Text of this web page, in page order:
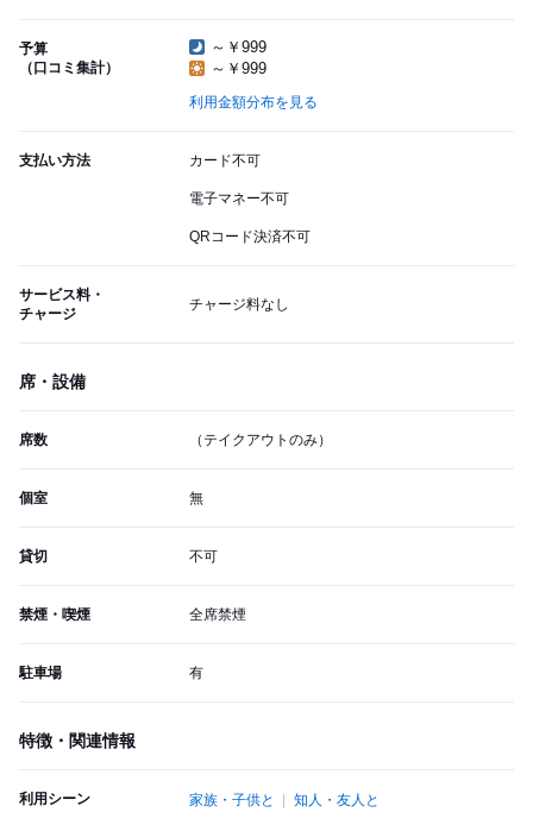
予算
（口コミ集計）
～￥999
～￥999
利用金額分布を見る
支払い方法 カード不可
電子マネー不可
QRコード決済不可
サービス料・
チャージ
チャージ料なし
席・設備
席数 （テイクアウトのみ）
個室 無
貸切 不可
禁煙・喫煙 全席禁煙
駐車場 有
特徴・関連情報
利用シーン 家族・子供と 知人・友人と